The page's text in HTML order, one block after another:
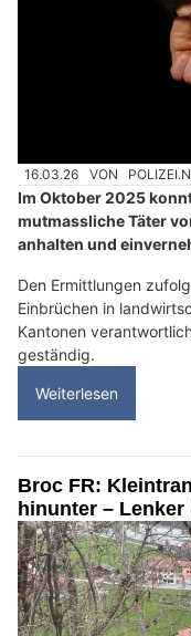
16.03.26 VON
Im Oktober 2025
mutmassliche Täter
anhalten und
Den Ermittlungen
Einbrüchen in
Kantonen
geständig.
Weiterlesen
Broc FR:
hinunter – Lenker